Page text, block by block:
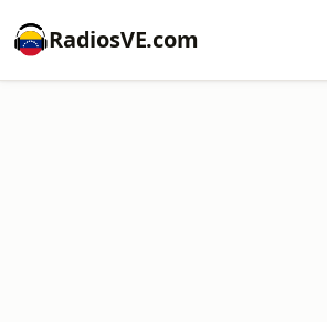
RadiosVE.com